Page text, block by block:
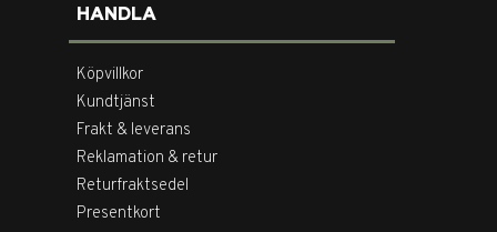
HANDLA
Köpvillkor
Kundtjänst
Frakt & leverans
Reklamation & retur
Returfraktsedel
Presentkort